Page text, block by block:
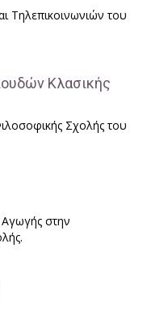
Τηλεπικοινωνιών του
Κλασικής
Σχολής του
στην